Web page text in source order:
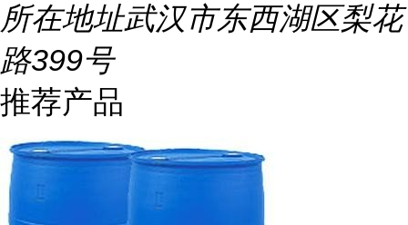
所在地址武汉市东西湖区梨花
路399号
推荐产品